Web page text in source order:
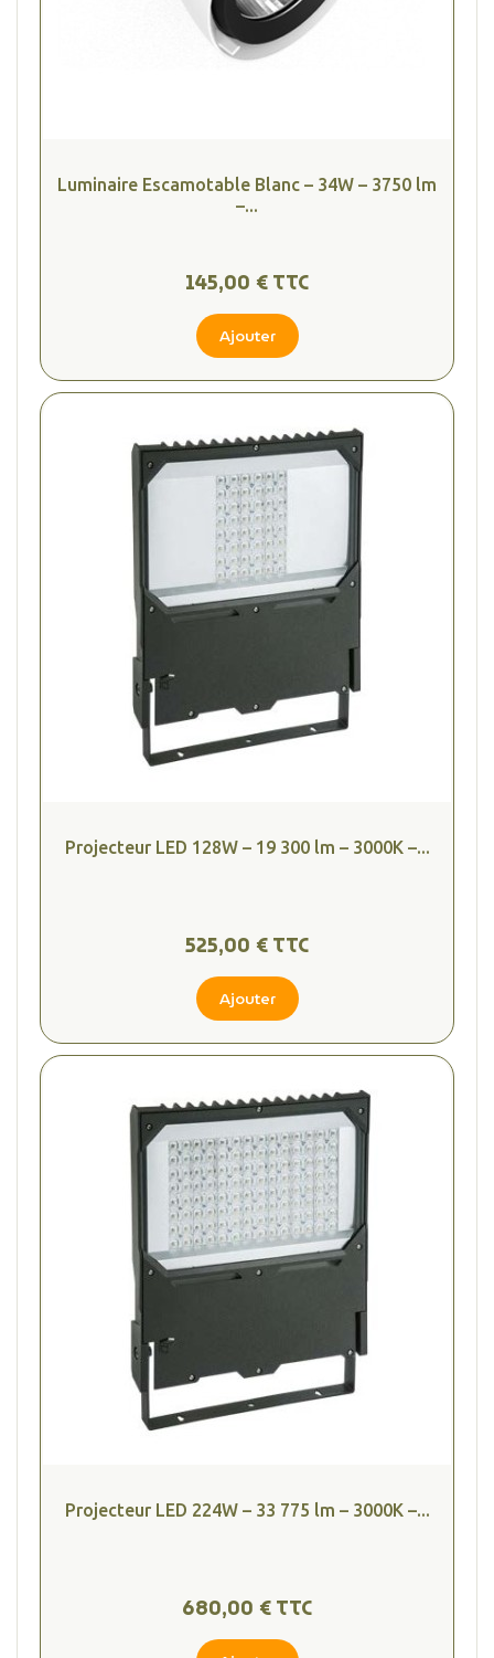
Luminaire Escamotable Blanc – 34W – 3750 lm
–...
145,00 € TTC
Ajouter
Projecteur LED 128W – 19 300 lm – 3000K –...
525,00 € TTC
Ajouter
Projecteur LED 224W – 33 775 lm – 3000K –...
680,00 € TTC